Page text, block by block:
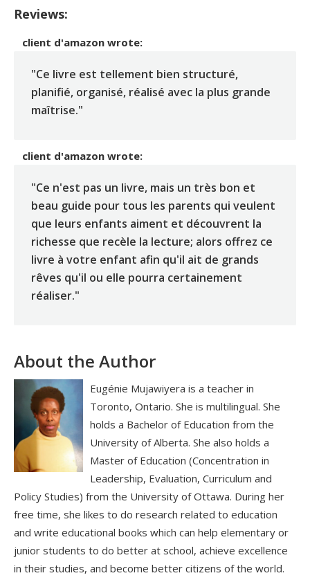
Reviews:
client d'amazon wrote:
"Ce livre est tellement bien structuré,
planifié, organisé, réalisé avec la plus grande
maîtrise."
client d'amazon wrote:
"Ce n'est pas un livre, mais un très bon et
beau guide pour tous les parents qui veulent
que leurs enfants aiment et découvrent la
richesse que recèle la lecture; alors offrez ce
livre à votre enfant afin qu'il ait de grands
rêves qu'il ou elle pourra certainement
réaliser."
About the Author
Eugénie Mujawiyera is a teacher in
Toronto, Ontario. She is multilingual. She
holds a Bachelor of Education from the
University of Alberta. She also holds a
Master of Education (Concentration in
Leadership, Evaluation, Curriculum and
Policy Studies) from the University of Ottawa. During her
free time, she likes to do research related to education
and write educational books which can help elementary or
junior students to do better at school, achieve excellence
in their studies, and become better citizens of the world.